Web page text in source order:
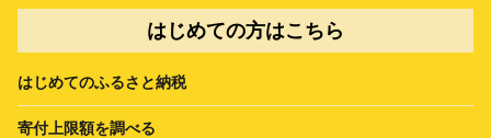
はじめての方はこちら
はじめてのふるさと納税
寄付上限額を調べる